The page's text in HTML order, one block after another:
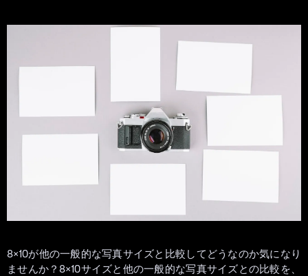
8×10が他の一般的な写真サイズと比較してどうなのか気になり
ませんか？8×10サイズと他の一般的な写真サイズとの比較を、